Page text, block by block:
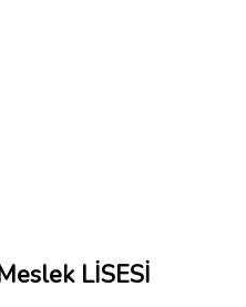
LİSESİ